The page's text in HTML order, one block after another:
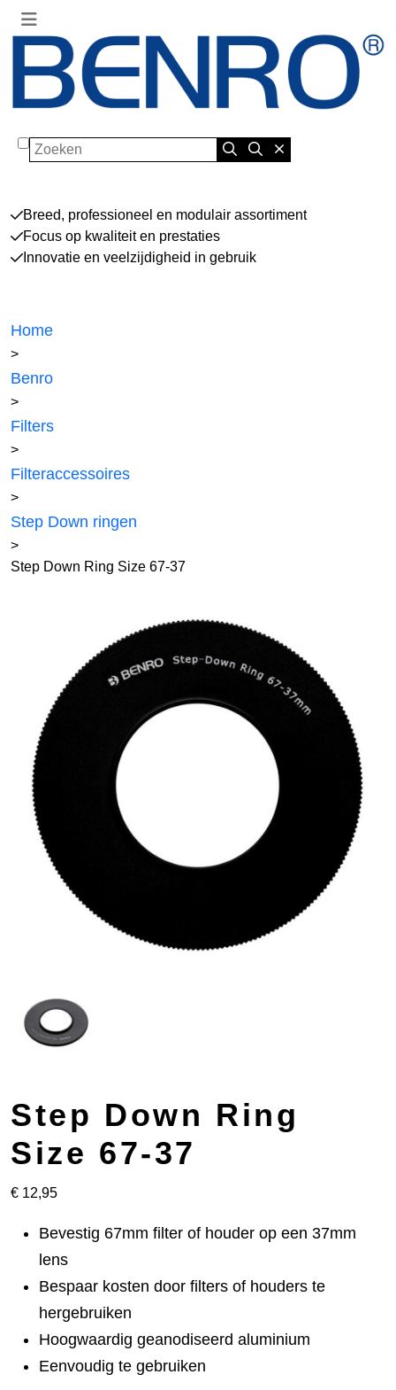
Zoeken
Breed, professioneel en modulair assortiment
Focus op kwaliteit en prestaties
Innovatie en veelzijdigheid in gebruik
Home
>
Benro
>
Filters
>
Filteraccessoires
>
Step Down ringen
>
Step Down Ring Size 67-37
Step Down Ring
Size 67-37
€ 12,95
Bevestig 67mm filter of houder op een 37mm
lens
Bespaar kosten door filters of houders te
hergebruiken
Hoogwaardig geanodiseerd aluminium
Eenvoudig te gebruiken